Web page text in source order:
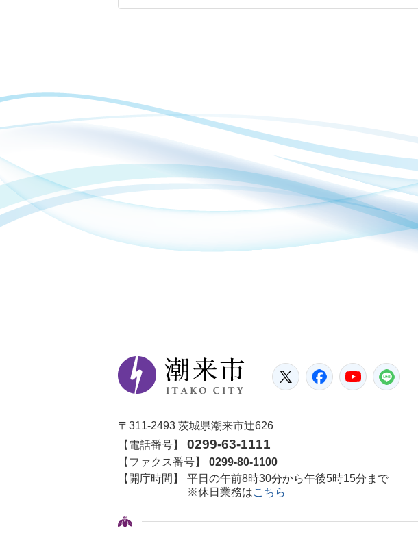
潮来市
Twitter FacebookYouTube
〒311-2493 茨城県潮来市辻626
【電話番号】
0299-63-1111
【ファクス番号】
0299-80-1100
【開庁時間】
平日の午前8時30分から午後5時15分まで
※休日業務はこちら